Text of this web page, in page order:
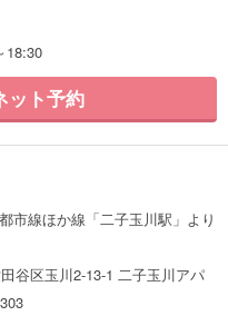
ット予約
市線ほか線「二子玉川駅」より
谷区玉川2-13-1 二子玉川アパ